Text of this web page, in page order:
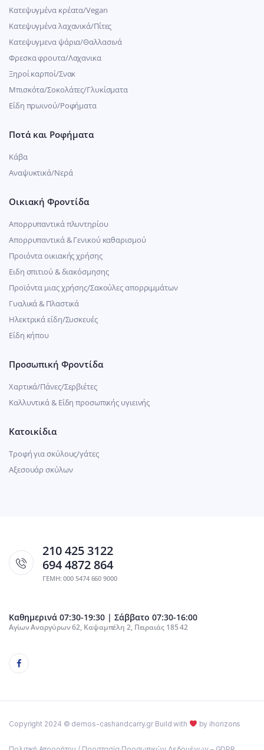
Κατεψυγμένα κρέατα/Vegan
Kατεψυγμένα λαχανικά/Πίτες
Κατεψυγμενα ψάρια/Θαλλασινά
Φρεσκα φρουτα/Λαχανικα
Ξηροί καρποί/Σνακ
Μπισκότα/Σοκολάτες/Γλυκίσματα
Είδη πρωινού/Ροφήματα
Ποτά και Ροφήματα
Κάβα
Αναψυκτικά/Νερά
Οικιακή Φροντίδα
Απορρυπαντικά πλυντηρίου
Απορρυπαντικά & Γενικού καθαρισμού
Προιόντα οικιακής χρήσης
Ειδη σπιτιού & διακόσμησης
Προϊόντα μιας χρήσης/Σακούλες απορριμμάτων
Γυαλικά & Πλαστικά
Ηλεκτρικά είδη/Συσκευές
Είδη κήπου
Προσωπική Φροντίδα
Χαρτικά/Πάνες/Σερβιέτες
Καλλυντικά & Είδη προσωπικής υγιεινής
Κατοικίδια
Τροφή για σκύλους/γάτες
Αξεσουάρ σκύλων
210 425 3122
694 4872 864
ΓΕΜΗ: 000 5474 660 9000
Καθημερινά 07:30-19:30 | Σάββατο 07:30-16:00
Αγίων Αναργύρων 62, Καψαμπέλη 2, Πειραιάς 185 42
Copyright 2024 © demos-cashandcarry.gr Build with by ihorizons